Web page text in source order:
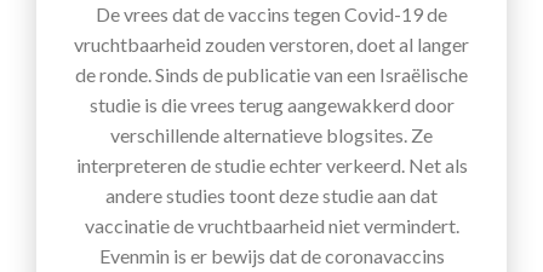
De vrees dat de vaccins tegen Covid-19 de
vruchtbaarheid zouden verstoren, doet al langer
de ronde. Sinds de publicatie van een Israëlische
studie is die vrees terug aangewakkerd door
verschillende alternatieve blogsites. Ze
interpreteren de studie echter verkeerd. Net als
andere studies toont deze studie aan dat
vaccinatie de vruchtbaarheid niet vermindert.
Evenmin is er bewijs dat de coronavaccins